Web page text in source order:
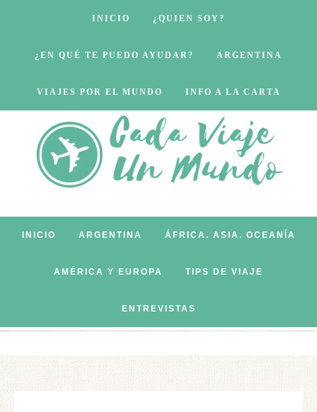
INICIO ¿QUIEN SOY?
¿EN QUÉ TE PUEDO AYUDAR? ARGENTINA
VIAJES POR EL MUNDO INFO A LA CARTA
INICIO ARGENTINA ÁFRICA. ASIA. OCEANÍA
AMÉRICA Y EUROPA TIPS DE VIAJE
ENTREVISTAS